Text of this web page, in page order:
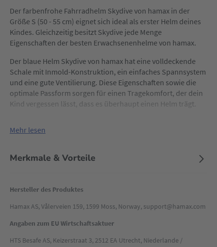
Der farbenfrohe Fahrradhelm Skydive von hamax in der
Größe S (50 - 55 cm) eignet sich ideal als erster Helm deines
Kindes. Gleichzeitig besitzt Skydive jede Menge
Eigenschaften der besten Erwachsenenhelme von hamax.
Der blaue Helm Skydive von hamax hat eine volldeckende
Schale mit Inmold-Konstruktion, ein einfaches Spannsystem
und eine gute Ventilierung. Diese Eigenschaften sowie die
optimale Passform sorgen für einen Tragekomfort, der dein
Kind vergessen lässt, dass es überhaupt einen Helm trägt.
Mehr lesen
Merkmale & Vorteile
Hersteller des Produktes
Hamax AS, Vålerveien 159, 1599 Moss, Norway, support@hamax.com
Angaben zum EU Wirtschaftsaktuer
HTS Besafe AS, Keizerstraat 3, 2512 EA Utrecht, Niederlande /